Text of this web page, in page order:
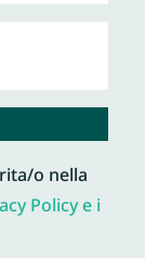
o nella
Policy e i